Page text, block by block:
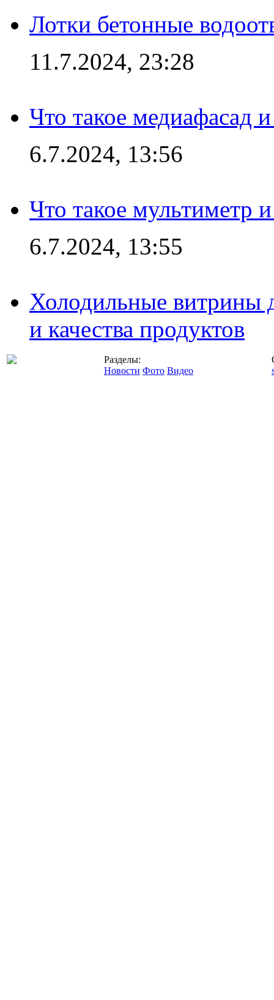
Лотки бетонные
11.7.2024, 23:28
Что такое медиафасад
6.7.2024, 13:56
Что такое мультиметр
6.7.2024, 13:55
Холодильные витрины
и качества продуктов
Разделы:
Новости Фото Видео